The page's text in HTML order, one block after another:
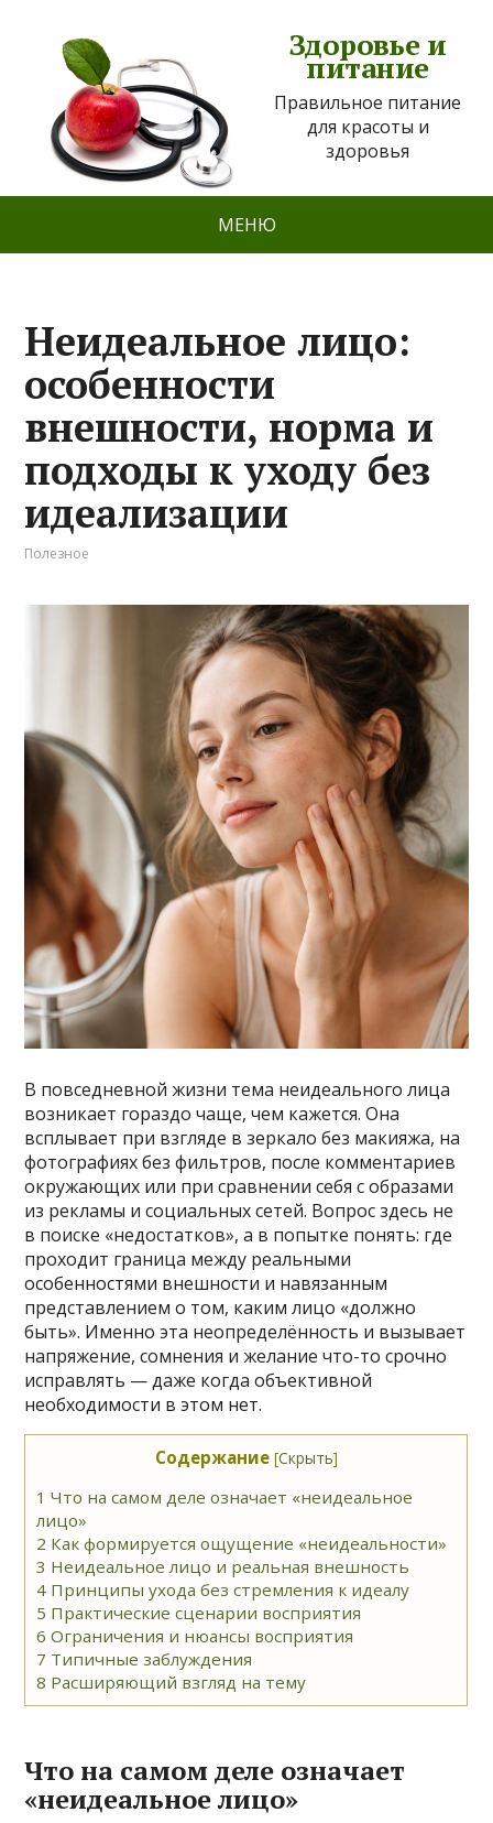
Здоровье и
питание
Правильное питание
для красоты и
здоровья
МЕНЮ
Неидеальное лицо:
особенности
внешности, норма и
подходы к уходу без
идеализации
Полезное
В повседневной жизни тема неидеального лица
возникает гораздо чаще, чем кажется. Она
всплывает при взгляде в зеркало без макияжа, на
фотографиях без фильтров, после комментариев
окружающих или при сравнении себя с образами
из рекламы и социальных сетей. Вопрос здесь не
в поиске «недостатков», а в попытке понять: где
проходит граница между реальными
особенностями внешности и навязанным
представлением о том, каким лицо «должно
быть». Именно эта неопределённость и вызывает
напряжение, сомнения и желание что-то срочно
исправлять — даже когда объективной
необходимости в этом нет.
Содержание [Скрыть]
1 Что на самом деле означает «неидеальное
лицо»
2 Как формируется ощущение «неидеальности»
3 Неидеальное лицо и реальная внешность
4 Принципы ухода без стремления к идеалу
5 Практические сценарии восприятия
6 Ограничения и нюансы восприятия
7 Типичные заблуждения
8 Расширяющий взгляд на тему
Что на самом деле означает
«неидеальное лицо»